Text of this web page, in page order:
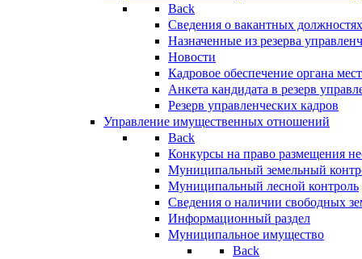
Back
Сведения о вакантных
Назначенные из резерва
Новости
Кадровое обеспечение органа
Анкета кандидата в резерв
Резерв управленческих кадров
Управление имущественных отношений
Back
Конкурсы на право размещения
Муниципальный земельный
Муниципальный лесной контроль
Сведения о наличии свободных
Информационный раздел
Муниципальное имущество
Back